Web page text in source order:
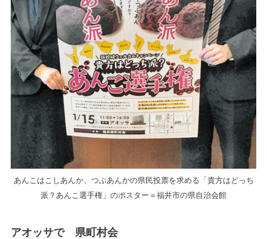
あんこはこしあんか、つぶあんかの県民投票を求める「貴方はどっち
派？あんこ選手権」のポスター＝福井市の県自治会館
アオッサで 県町村会